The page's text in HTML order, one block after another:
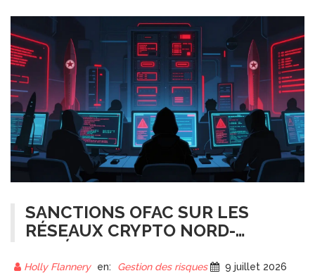
SANCTIONS OFAC SUR LES
RÉSEAUX CRYPTO NORD-
CORÉENS : CE QU'IL FAUT
SAVOIR EN 2026
Holly Flannery en: Gestion des risques 9 juillet 2026